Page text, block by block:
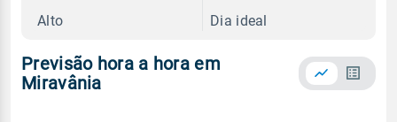
Alto Dia ideal
Previsão hora a hora em
Miravânia